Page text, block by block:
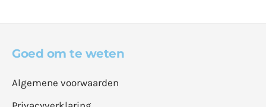
Goed om te weten
Algemene voorwaarden